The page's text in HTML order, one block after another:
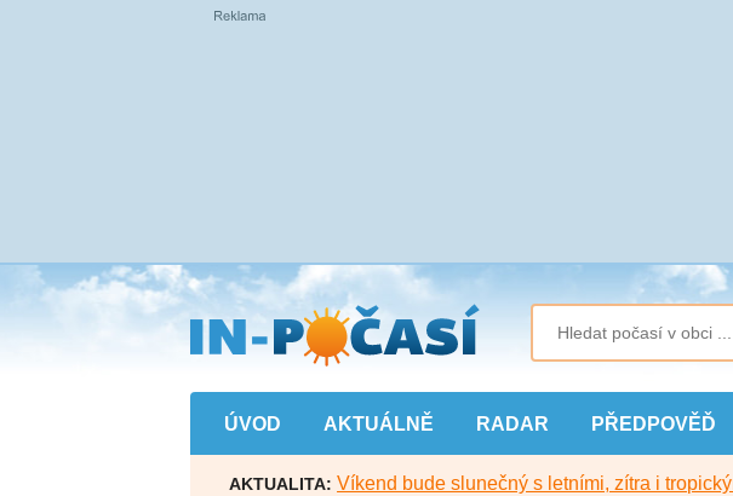
Přejít
na
hlavní
obsah
ÚVOD AKTUÁLNĚ RADAR PŘEDPOVĚĎ
AKTUALITA: Víkend bude slunečný s letními, zítra i